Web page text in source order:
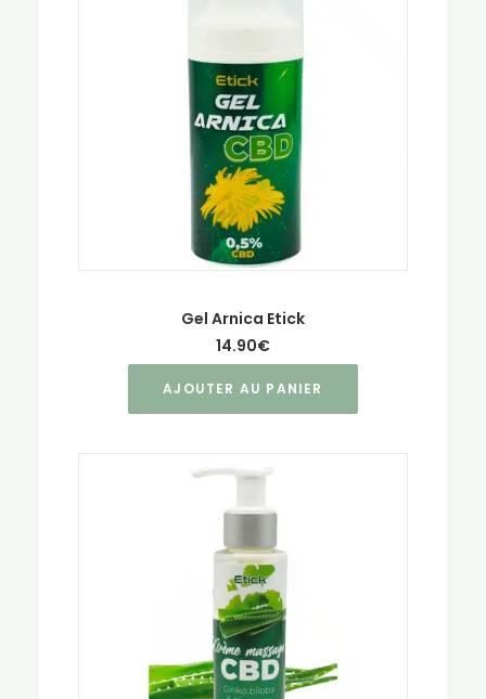
Gel Arnica Etick
14.90€
AJOUTER AU PANIER